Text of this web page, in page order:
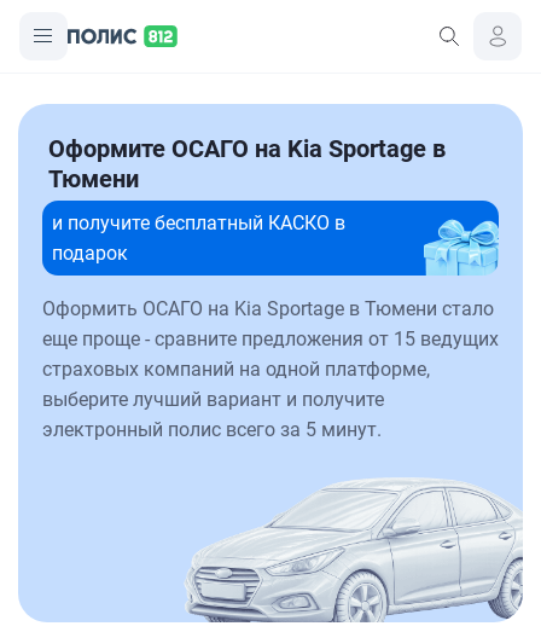
Оформите ОСАГО на Kia Sportage в
Тюмени
и получите бесплатный КАСКО в
подарок
Оформить ОСАГО на Kia Sportage в Тюмени стало
еще проще - сравните предложения от 15 ведущих
страховых компаний на одной платформе,
выберите лучший вариант и получите
электронный полис всего за 5 минут.